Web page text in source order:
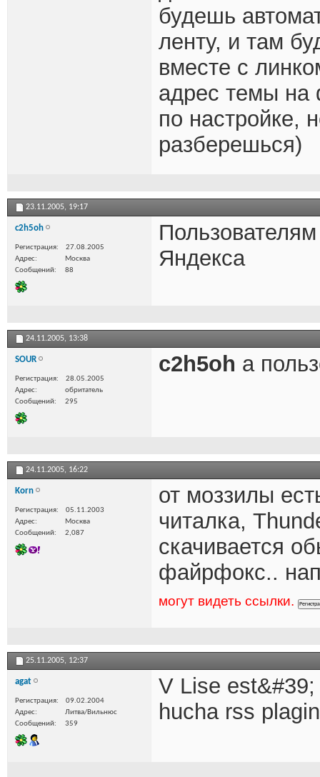
будешь
ленту, и там
вместе с
адрес темы
по настройке,
разберешься)
23.11.2005, 19:17
c2h5oh
Регистрация
27.08.2005
Адрес
Москва
Сообщений
88
Яндекса
24.11.2005, 13:38
SOUR
Регистрация
28.05.2005
Адрес
обритатель
Сообщений
295
c2h5oh а
24.11.2005, 16:22
Korn
Регистрация
05.11.2003
Адрес
Москва
Сообщений
2,087
от моззилы
читалка,
скачивается
файрфокс..
могут видеть ссылки.
25.11.2005, 12:37
agat
Регистрация
09.02.2004
Адрес
Литва/Вильнюс
Сообщений
359
V Lise
hucha rss